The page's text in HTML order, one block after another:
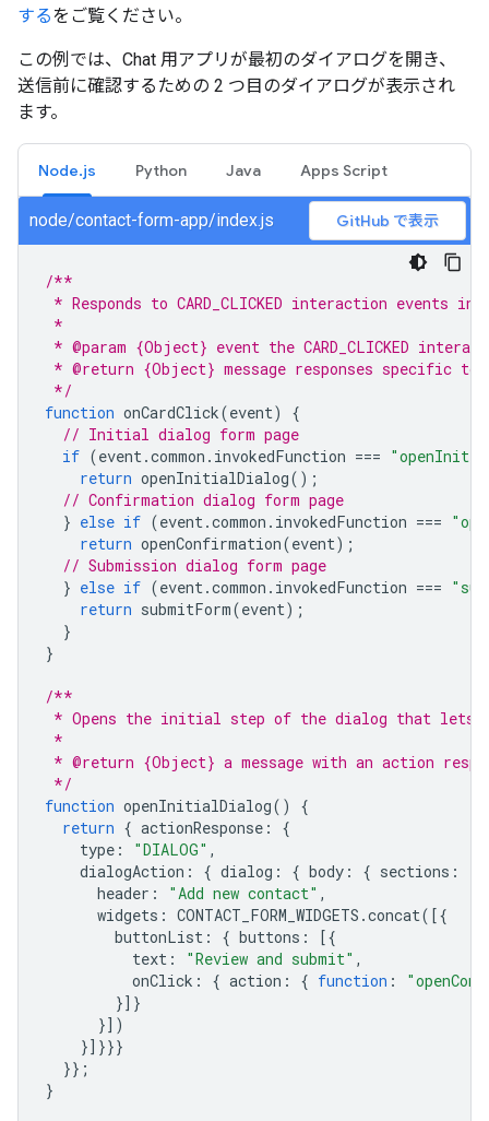
するをご覧ください。
この例では、Chat 用アプリが最初のダイアログを開き、
送信前に確認するための 2 つ目のダイアログが表示され
ます。
Node.js Python Java Apps Script
node/contact-form-app/index.js GitHub で表示
/**
* Responds to CARD_CLICKED interaction events in
*
* @param {Object} event the CARD_CLICKED
* @return {Object} message responses specific
*/
function onCardClick(event)
{
// Initial dialog form page
if (event.common . invokedFunction ===
return openInitialDialog();
// Confirmation dialog form page
} else if (event.common . invokedFunction ===
return openConfirmation(event);
// Submission dialog form page
} else if (event.common . invokedFunction ===
return submitForm(event);
}
}
/**
* Opens the initial step of the dialog that lets
*
* @return {Object} a message with an action
*/
function openInitialDialog()
{
return { actionResponse :
{
type : "DIALOG" ,
dialogAction : { dialog : { body : { sections :
header : "Add new contact" ,
widgets : CONTACT_FORM_WIDGETS .concat([{
buttonList : { buttons :
[{
text : "Review and submit" ,
onClick : { action : { function :
}]}
}])
}]}}}
}};
}